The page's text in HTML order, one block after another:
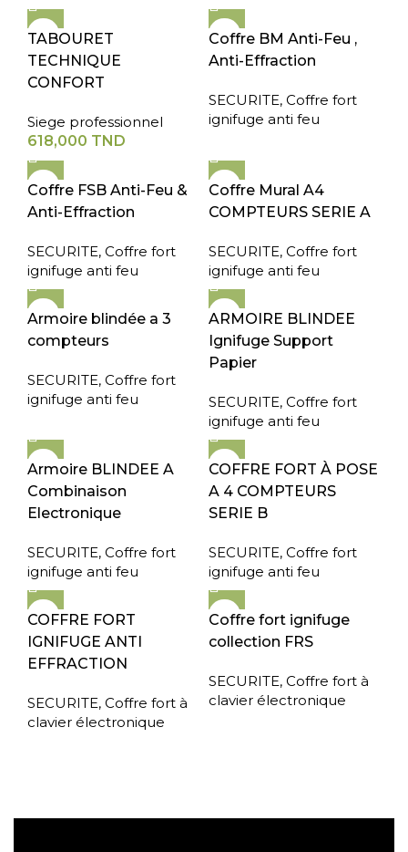
TABOURET
TECHNIQUE
CONFORT
Siege professionnel
618,000 TND
Coffre BM Anti-Feu ,
Anti-Effraction
SECURITE, Coffre fort
ignifuge anti feu
Coffre FSB Anti-Feu &
Anti-Effraction
SECURITE, Coffre fort
ignifuge anti feu
Coffre Mural A4
COMPTEURS SERIE A
SECURITE, Coffre fort
ignifuge anti feu
Armoire blindée a 3
compteurs
SECURITE, Coffre fort
ignifuge anti feu
ARMOIRE BLINDEE
Ignifuge Support
Papier
SECURITE, Coffre fort
ignifuge anti feu
Armoire BLINDEE A
Combinaison
Electronique
SECURITE, Coffre fort
ignifuge anti feu
COFFRE FORT À POSE
A 4 COMPTEURS
SERIE B
SECURITE, Coffre fort
ignifuge anti feu
COFFRE FORT
IGNIFUGE ANTI
EFFRACTION
SECURITE, Coffre fort à
clavier électronique
Coffre fort ignifuge
collection FRS
SECURITE, Coffre fort à
clavier électronique